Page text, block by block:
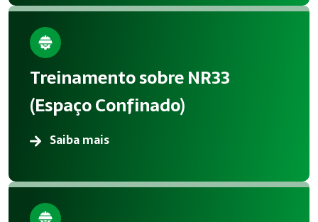
Treinamento sobre NR33
(Espaço Confinado)
Saiba mais